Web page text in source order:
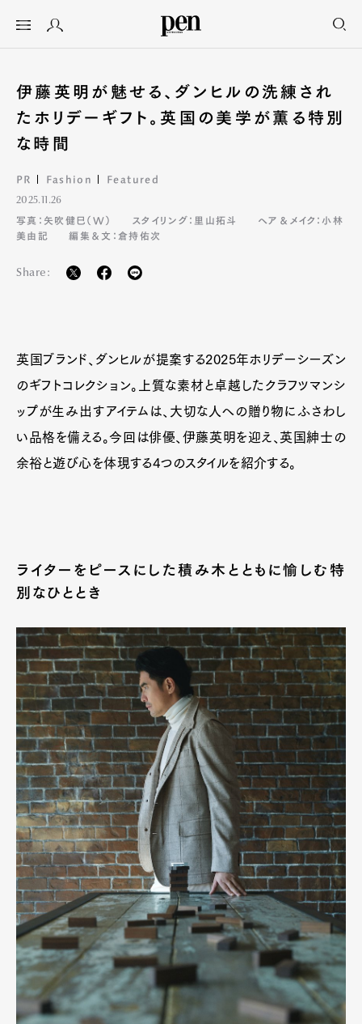
伊藤英明が魅せる、ダンヒルの洗練され
たホリデーギフト。英国の美学が薫る特別
な時間
PR Fashion Featured
2025.11.26
写真：矢吹健巳（W）
スタイリング：里山拓斗
ヘア＆メイク：小林
美由記
編集＆文：倉持佑次
Share:
英国ブランド、ダンヒルが提案する2025年ホリデーシーズン
のギフトコレクション。上質な素材と卓越したクラフツマンシ
ップが生み出すアイテムは、大切な人への贈り物にふさわし
い品格を備える。今回は俳優、伊藤英明を迎え、英国紳士の
余裕と遊び心を体現する4つのスタイルを紹介する。
ライターをピースにした積み木とともに愉しむ特
別なひととき